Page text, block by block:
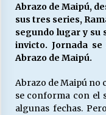
28/
16/
Abrazo de Maipú,
sus tres series,
segundo lugar y su
invicto. Jornada
Abrazo de Maipú.
Abrazo de Maipú no
se conforma con el
algunas fechas.